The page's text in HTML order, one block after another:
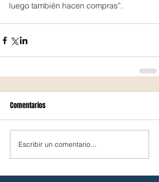
luego también hacen compras”.
Comentarios
Escribir un comentario...